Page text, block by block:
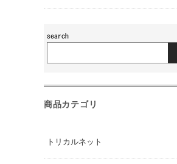
商品カテゴリ
トリカルネット